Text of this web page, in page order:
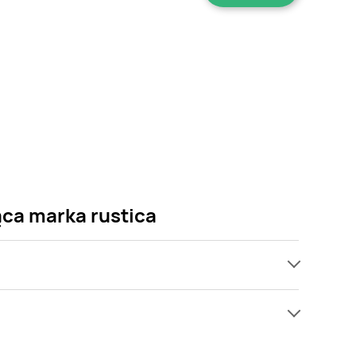
marka rustica